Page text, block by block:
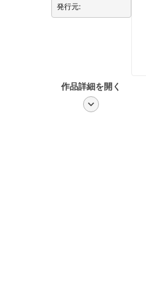
作品詳細を開く
chevron_right
発行元: